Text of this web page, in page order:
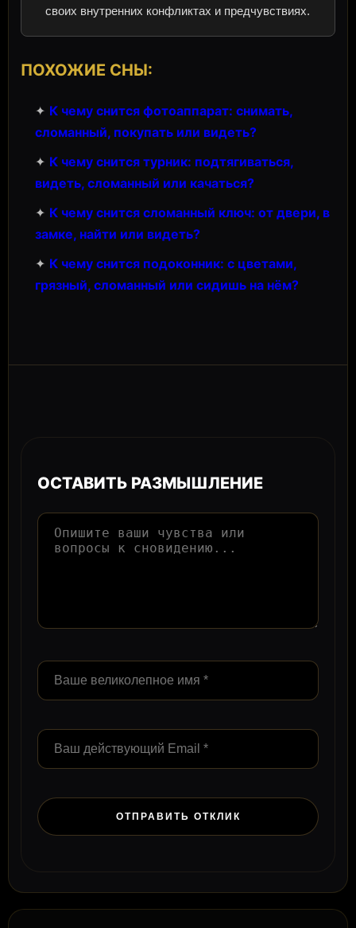
своих внутренних конфликтах и предчувствиях.
ПОХОЖИЕ СНЫ:
✦ К чему снится фотоаппарат: снимать,
сломанный, покупать или видеть?
✦ К чему снится турник: подтягиваться,
видеть, сломанный или качаться?
✦ К чему снится сломанный ключ: от двери, в
замке, найти или видеть?
✦ К чему снится подоконник: с цветами,
грязный, сломанный или сидишь на нём?
ОСТАВИТЬ РАЗМЫШЛЕНИЕ